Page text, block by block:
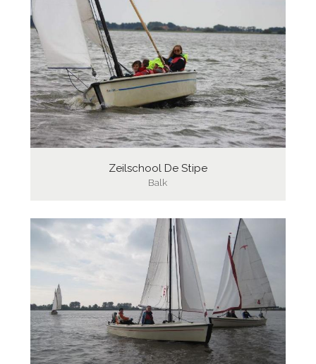
Zeilschool De Stipe
Balk